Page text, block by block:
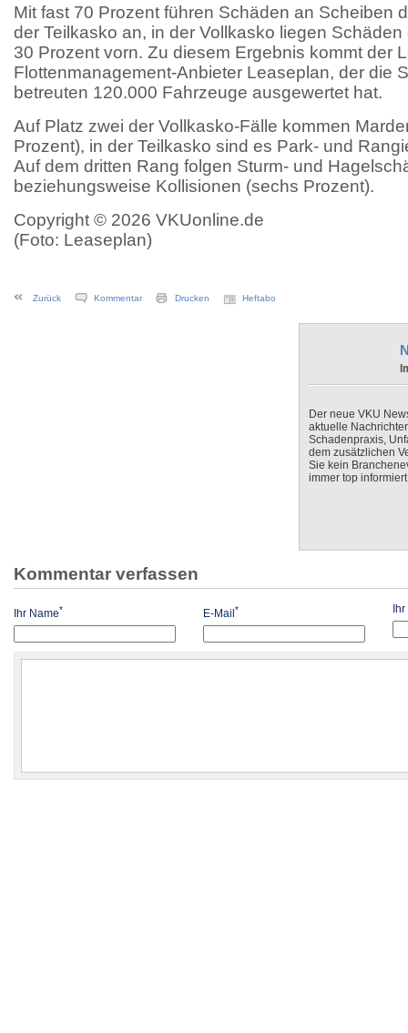
Mit fast 70 Prozent führen Schäden an Scheiben
der Teilkasko an, in der Vollkasko liegen
30 Prozent vorn. Zu diesem Ergebnis kommt der
Flottenmanagement-Anbieter Leaseplan, der die
betreuten 120.000 Fahrzeuge ausgewertet hat.
Auf Platz zwei der Vollkasko-Fälle kommen
Prozent), in der Teilkasko sind es Park- und
Auf dem dritten Rang folgen Sturm- und
beziehungsweise Kollisionen (sechs Prozent).
Copyright © 2026 VKUonline.de
(Foto: Leaseplan)
Zurück Kommentar Drucken Heftabo
Der neue VKU
aktuelle
Schadenpraxis,
dem zusätzlichen
Sie kein
immer top
Kommentar verfassen
Ihr Name* E-Mail* Ihr